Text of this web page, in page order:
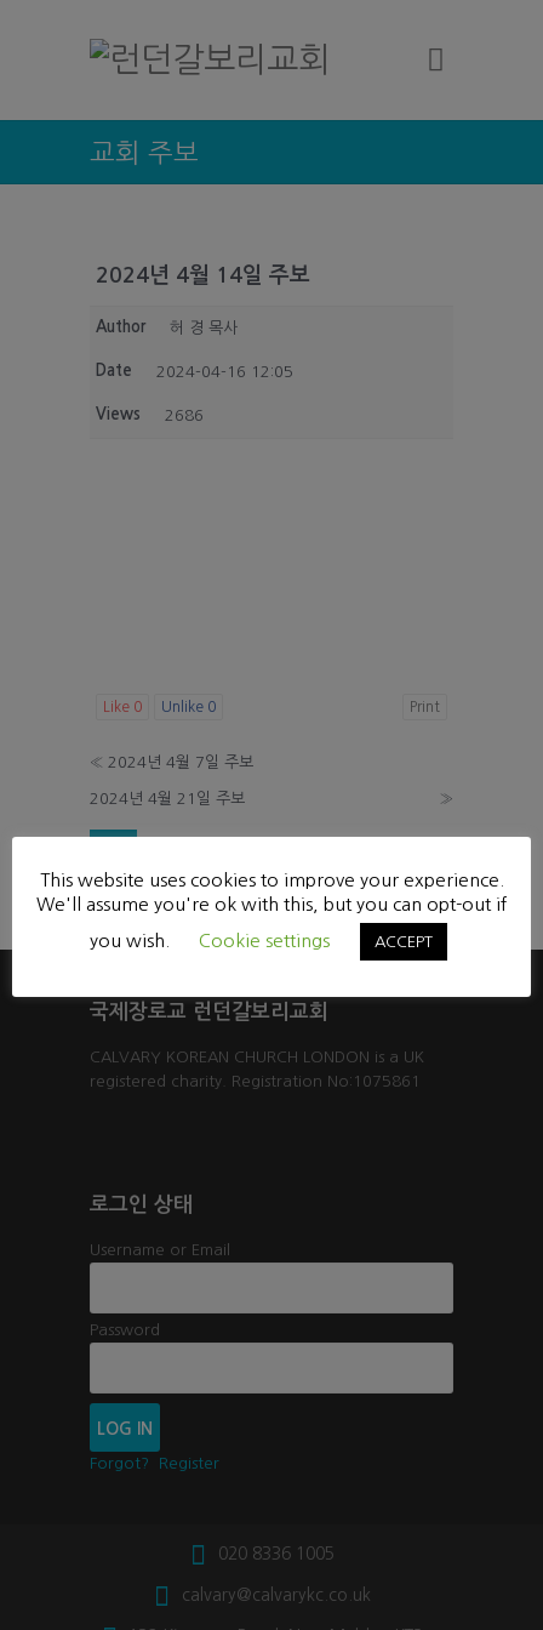
교회 주보
2024년 4월 14일 주보
Author 허 경 목사
Date 2024-04-16 12:05
Views 2686
Like 0 Unlike 0 Print
« 2024년 4월 7일 주보
2024년 4월 21일 주보 »
Powered by KBoard
국제장로교 런던갈보리교회
CALVARY KOREAN CHURCH LONDON is a UK
registered charity. Registration No:1075861
로그인 상태
Username or Email
Password
Forgot? Register
020 8336 1005
calvary@calvarykc.co.uk
This website uses cookies to improve your experience.
We'll assume you're ok with this, but you can opt-out if
you wish.
Cookie settings ACCEPT